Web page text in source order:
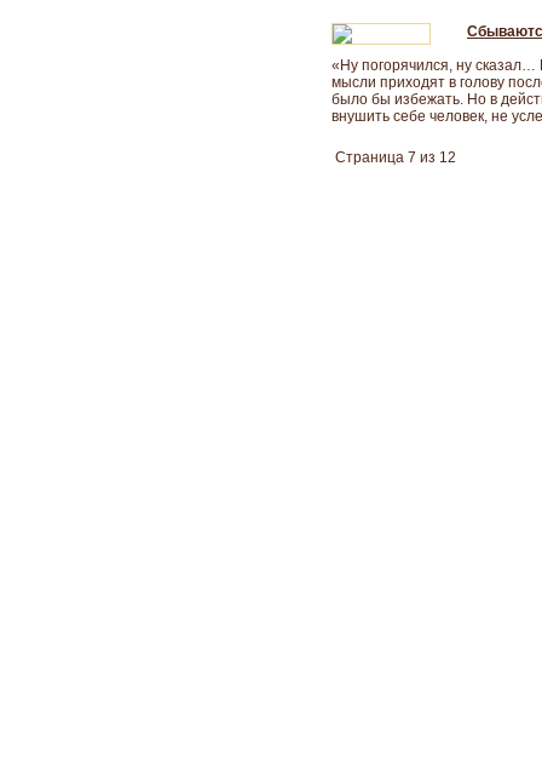
«Ну погорячился, ну
мысли приходят в голову
было бы избежать. Но в
внушить себе человек, не
Страница 7 из 12